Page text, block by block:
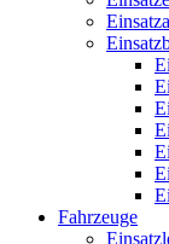
Fahrzeuge